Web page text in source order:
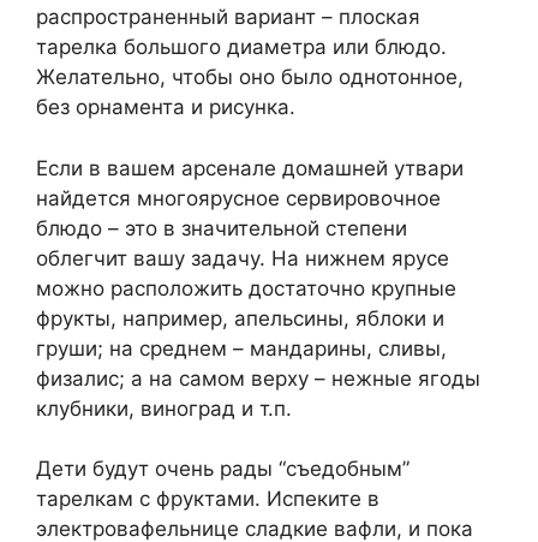
распространенный вариант – плоская
тарелка большого диаметра или блюдо.
Желательно, чтобы оно было однотонное,
без орнамента и рисунка.
Если в вашем арсенале домашней утвари
найдется многоярусное сервировочное
блюдо – это в значительной степени
облегчит вашу задачу. На нижнем ярусе
можно расположить достаточно крупные
фрукты, например, апельсины, яблоки и
груши; на среднем – мандарины, сливы,
физалис; а на самом верху – нежные ягоды
клубники, виноград и т.п.
Дети будут очень рады “съедобным”
тарелкам с фруктами. Испеките в
электровафельнице сладкие вафли, и пока